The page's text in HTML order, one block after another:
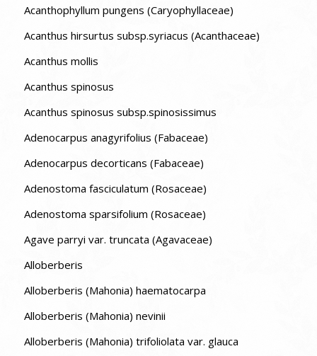
Acanthophyllum pungens (Caryophyllaceae)
Acanthus hirsurtus subsp.syriacus (Acanthaceae)
Acanthus mollis
Acanthus spinosus
Acanthus spinosus subsp.spinosissimus
Adenocarpus anagyrifolius (Fabaceae)
Adenocarpus decorticans (Fabaceae)
Adenostoma fasciculatum (Rosaceae)
Adenostoma sparsifolium (Rosaceae)
Agave parryi var. truncata (Agavaceae)
Alloberberis
Alloberberis (Mahonia) haematocarpa
Alloberberis (Mahonia) nevinii
Alloberberis (Mahonia) trifoliolata var. glauca